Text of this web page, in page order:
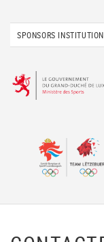
SPONSORS